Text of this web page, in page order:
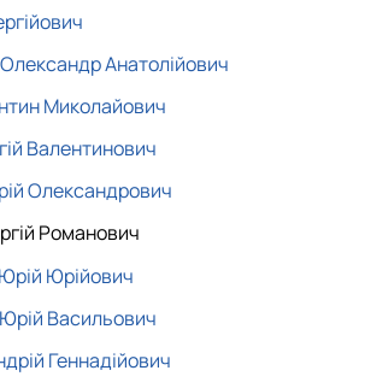
Анатолійович
Миколайович
Валентинович
Олександрович
Романович
Юрійович
Васильович
Геннадійович